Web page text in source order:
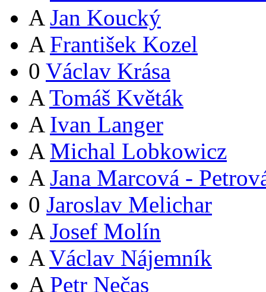
A Jan Koucký
A František Kozel
0 Václav Krása
A Tomáš Květák
A Ivan Langer
A Michal Lobkowicz
A Jana Marcová -
0 Jaroslav Melichar
A Josef Molín
A Václav Nájemník
A Petr Nečas